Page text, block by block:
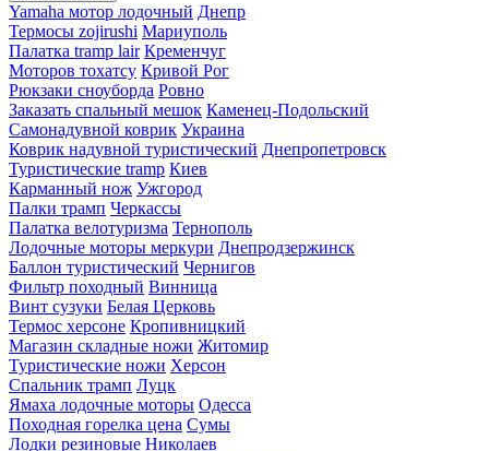
Yamaha мотор лодочный Днепр
Термосы zojirushi Мариуполь
Палатка tramp lair Кременчуг
Моторов тохатсу Кривой Рог
Рюкзаки сноуборда Ровно
Заказать спальный мешок Каменец-Подольский
Самонадувной коврик Украина
Коврик надувной туристический Днепропетровск
Туристические tramp Киев
Карманный нож Ужгород
Палки трамп Черкассы
Палатка велотуризма Тернополь
Лодочные моторы меркури Днепродзержинск
Баллон туристический Чернигов
Фильтр походный Винница
Винт сузуки Белая Церковь
Термос херсоне Кропивницкий
Магазин складные ножи Житомир
Туристические ножи Херсон
Спальник трамп Луцк
Ямаха лодочные моторы Одесса
Походная горелка цена Сумы
Лодки резиновые Николаев